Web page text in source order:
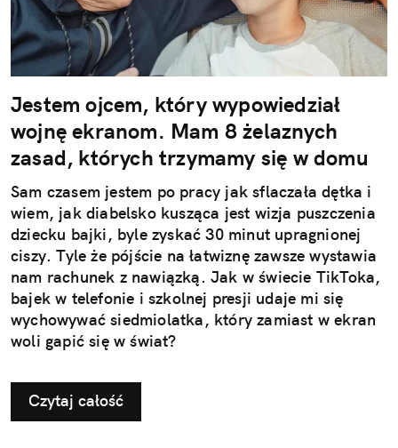
Jestem ojcem, który wypowiedział
wojnę ekranom. Mam 8 żelaznych
zasad, których trzymamy się w domu
Sam czasem jestem po pracy jak sflaczała dętka i
wiem, jak diabelsko kusząca jest wizja puszczenia
dziecku bajki, byle zyskać 30 minut upragnionej
ciszy. Tyle że pójście na łatwiznę zawsze wystawia
nam rachunek z nawiązką. Jak w świecie TikToka,
bajek w telefonie i szkolnej presji udaje mi się
wychowywać siedmiolatka, który zamiast w ekran
woli gapić się w świat?
Czytaj całość